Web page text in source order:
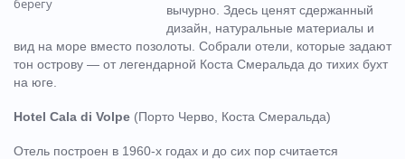
вычурно. Здесь ценят сдержанный
дизайн, натуральные материалы и
вид на море вместо позолоты. Собрали отели, которые задают
тон острову — от легендарной Коста Смеральда до тихих бухт
на юге.
Hotel Cala di Volpe (Порто Черво, Коста Смеральда)
Отель построен в 1960-х годах и до сих пор считается